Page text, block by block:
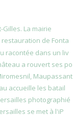
La mairie
de Fonta
racontée dans un liv
a rouvert ses po
Maupassant
accueille les batail
photographié
se met à l'iP